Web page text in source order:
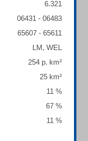
6.321
06431 - 06483
65607 - 65611
LM, WEL
254 p. km²
25 km²
11 %
67 %
11 %